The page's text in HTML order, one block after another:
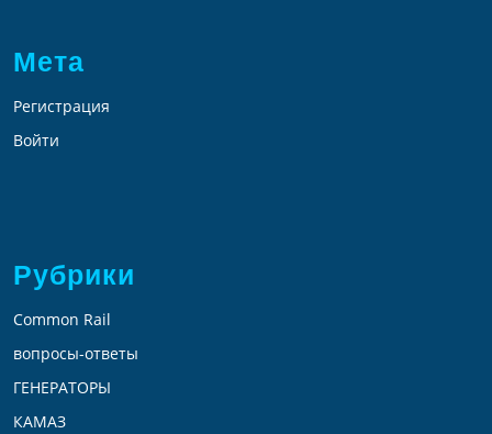
Мета
Регистрация
Войти
Рубрики
Common Rail
вопросы-ответы
ГЕНЕРАТОРЫ
КАМАЗ